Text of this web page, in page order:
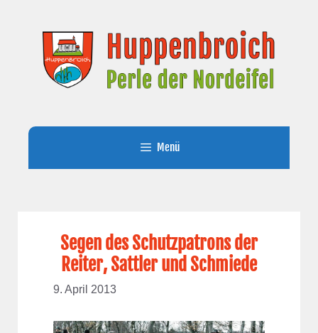
springen
Menü
Segen des Schutzpatrons der
Reiter, Sattler und Schmiede
9. April 2013